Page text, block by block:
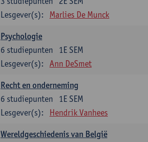
Lesgever(s):
Marlies De Munck
Psychologie
1E SEM
6 studiepunten
Lesgever(s):
Ann DeSmet
Recht en onderneming
1E SEM
6 studiepunten
Lesgever(s):
Hendrik Vanhees
Wereldgeschiedenis van België